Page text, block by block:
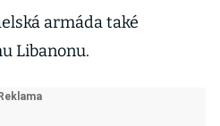
armáda také
Libanonu.